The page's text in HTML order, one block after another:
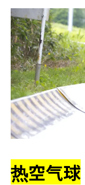
热空气球